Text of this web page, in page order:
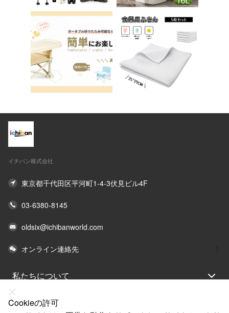
イチバン株式会社
東京都千代田区平河町1-4-3伏見ビル4F
03-6380-8145
oldsix@ichibanworld.com
オンライン連絡先
私たちについて
法律声明
Cookieの許可